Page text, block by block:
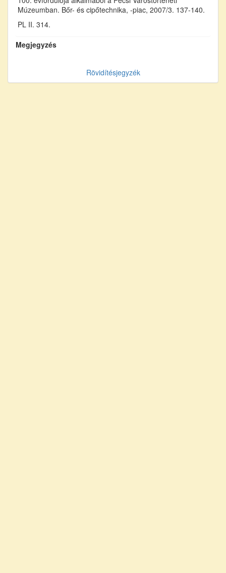
Múzeumban. Bőr- és cipőtechnika, -piac, 2007/3. 137-140.
PL II. 314.
Megjegyzés
Rövidítésjegyzék